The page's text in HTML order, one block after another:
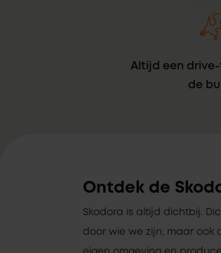
Altijd een
de
Ontdek de
Skodora is altijd dichtbij.
door wie we zijn, maar ook